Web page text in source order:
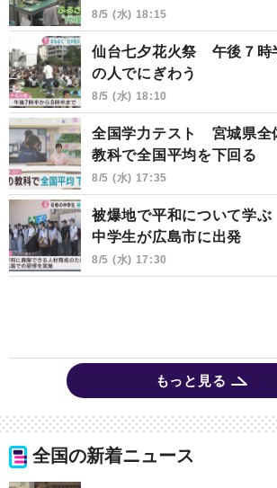
8/5 (水) 18:15
仙台七夕花火祭 午後７時
の人でにぎわう
8/5 (水) 18:10
全国学力テスト 宮城県全
教科で全国平均を下回る
8/5 (水) 17:35
被爆地で平和について学
中学生が広島市に出発
8/5 (水) 17:30
もっと見る
全国の新着ニュース